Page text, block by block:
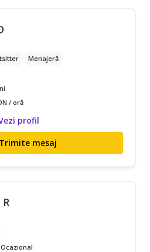
Menajeră
/ oră
profil
Trimite mesaj